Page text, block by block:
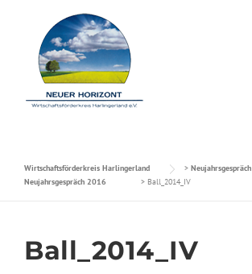
Wirtschaftsförderkreis Harlingerland > Neujahrsgespräch
Neujahrsgespräch 2016
> Ball_2014_IV
Ball_2014_IV